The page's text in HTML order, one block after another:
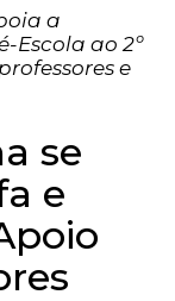
a
Escola ao 2º
e
se
e